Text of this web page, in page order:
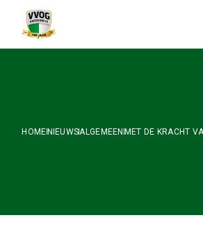
content
HOME NIEUWSALGEMEEN MET DE KRACHT